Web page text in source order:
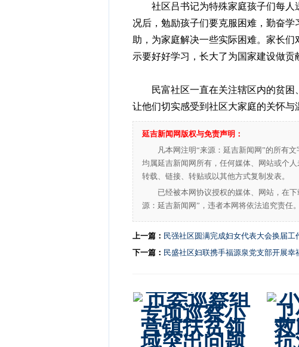
社区吕书记为特殊家庭孩子们每人
况后，勉励孩子们要克服困难，勤奋
助，为家庭解决一些实际困难。家长
示要好好学习，长大了为国家建设做贡
民富社区一直在关注辖区内的贫困
让他们切实感受到社区大家庭的关怀与
延吉新闻网版权与免责声明：
凡本网注明“来源：延吉新闻网”的所有
均属延吉新闻网所有，任何媒体、网站或个
转载、链接、转贴或以其他方式复制发表。
已经被本网协议授权的媒体、网站，在
源：延吉新闻网”，违者本网将依法追究责任。
上一篇： 民强社区圆满完成妇女代表大会换届工
下一篇： 民盛社区妇联携手福源泉党支部开展幸